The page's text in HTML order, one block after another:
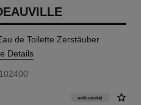
de Toilette Zerstäuber
Details
exklusivität